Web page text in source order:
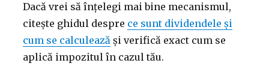
Dacă vrei să înțelegi mai bine mecanismul,
citește ghidul despre ce sunt dividendele și
cum se calculeazăși verifică exact cum se
aplică impozitul în cazul tău.